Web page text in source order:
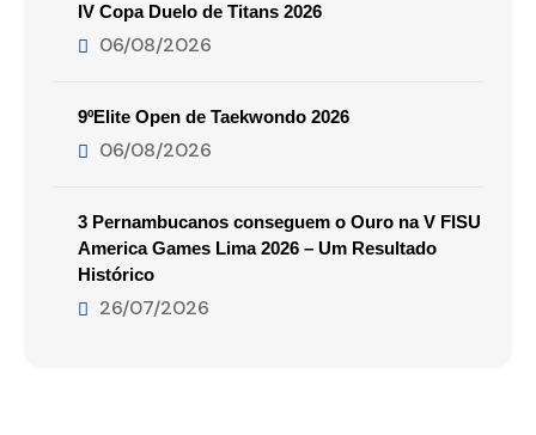
IV Copa Duelo de Titans 2026
06/08/2026
9ºElite Open de Taekwondo 2026
06/08/2026
3 Pernambucanos conseguem o Ouro na V FISU
America Games Lima 2026 – Um Resultado
Histórico
26/07/2026